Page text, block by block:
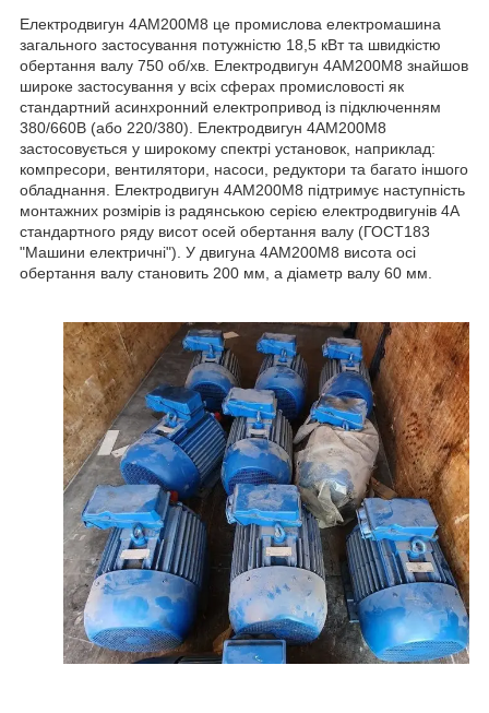
Електродвигун 4АМ200М8 це промислова електромашина
загального застосування потужністю 18,5 кВт та швидкістю
обертання валу 750 об/хв. Електродвигун 4АМ200М8 знайшов
широке застосування у всіх сферах промисловості як
стандартний асинхронний електропривод із підключенням
380/660В (або 220/380). Електродвигун 4АМ200М8
застосовується у широкому спектрі установок, наприклад:
компресори, вентилятори, насоси, редуктори та багато іншого
обладнання. Електродвигун 4АМ200М8 підтримує наступність
монтажних розмірів із радянською серією електродвигунів 4А
стандартного ряду висот осей обертання валу (ГОСТ183
"Машини електричні"). У двигуна 4АМ200М8 висота осі
обертання валу становить 200 мм, а діаметр валу 60 мм.